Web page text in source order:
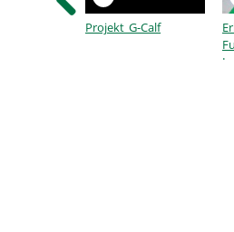
Projekt G-Calf